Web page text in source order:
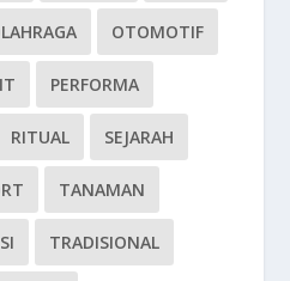
OTOMOTIF
PERFORMA
RITUAL SEJARAH
TANAMAN
TRADISIONAL